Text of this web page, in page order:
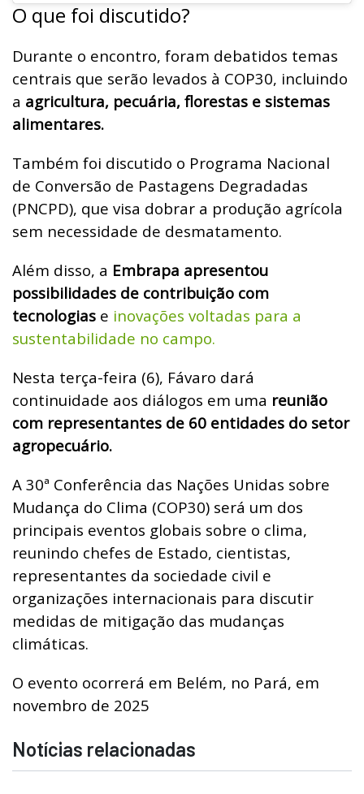
O que foi discutido?
Durante o encontro, foram debatidos temas
centrais que serão levados à COP30, incluindo
a agricultura, pecuária, florestas e sistemas
alimentares.
Também foi discutido o Programa Nacional
de Conversão de Pastagens Degradadas
(PNCPD), que visa dobrar a produção agrícola
sem necessidade de desmatamento.
Além disso, a Embrapa apresentou
possibilidades de contribuição com
tecnologias e inovações voltadas para a
sustentabilidade no campo.
Nesta terça-feira (6), Fávaro dará
continuidade aos diálogos em uma reunião
com representantes de 60 entidades do setor
agropecuário.
A 30ª Conferência das Nações Unidas sobre
Mudança do Clima (COP30) será um dos
principais eventos globais sobre o clima,
reunindo chefes de Estado, cientistas,
representantes da sociedade civil e
organizações internacionais para discutir
medidas de mitigação das mudanças
climáticas.
O evento ocorrerá em Belém, no Pará, em
novembro de 2025
Notícias relacionadas